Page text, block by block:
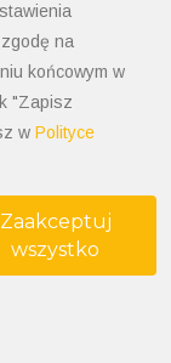
na
końcowym w
"Zapisz
w Polityce
Zaakceptuj
wszystko